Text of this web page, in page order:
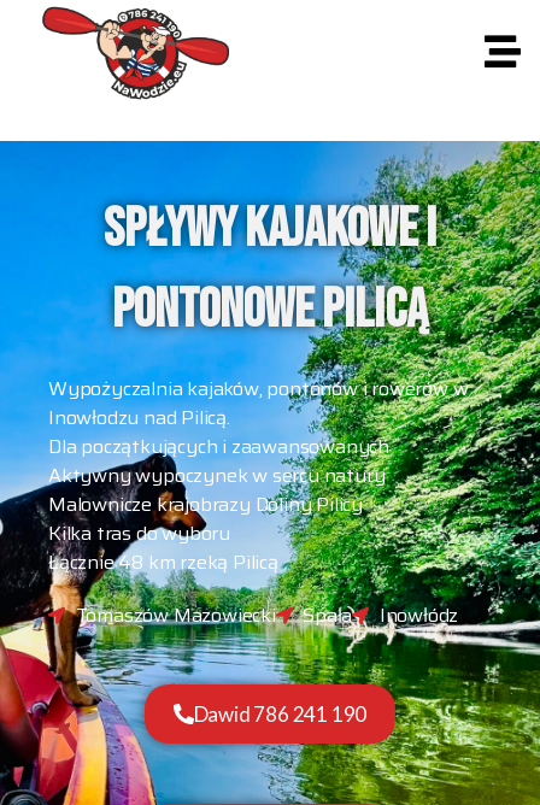
SPŁYWY KAJAKOWE I
PONTONOWE PILICĄ
Wypożyczalnia kajaków, pontonów i rowerów w
Inowłodzu nad Pilicą.
Dla początkujących i zaawansowanych
Aktywny wypoczynek w sercu natury
Malownicze krajobrazy Doliny Pilicy
Kilka tras do wyboru
Łącznie 48 km rzeką Pilicą
Tomaszów Mazowiecki
Spała Inowłódz
Dawid 786 241 190